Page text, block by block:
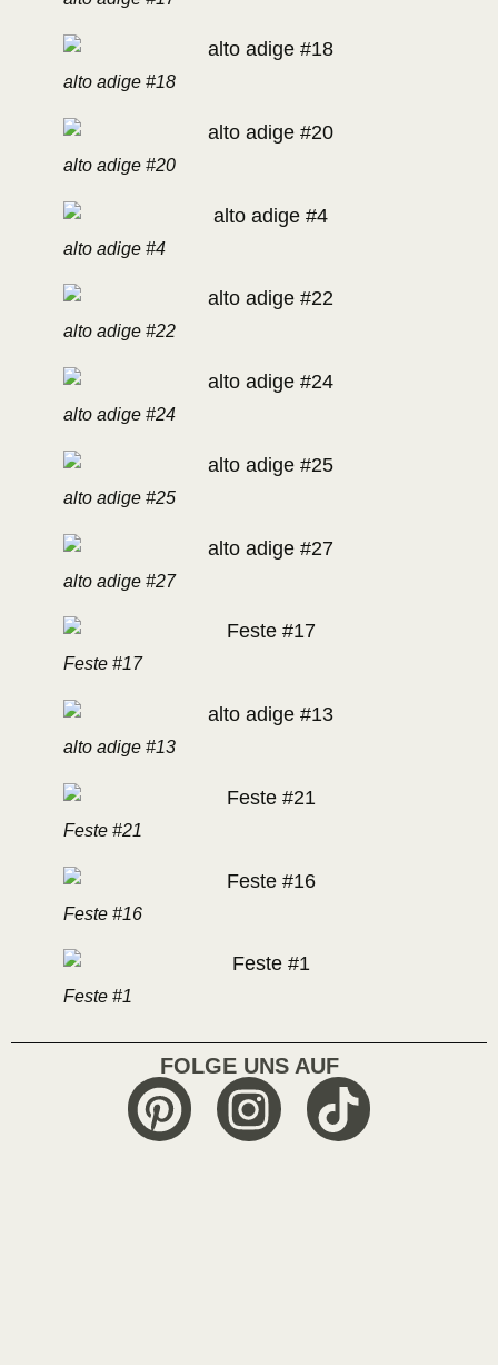
alto adige #18
alto adige #20
alto adige #4
alto adige #22
alto adige #24
alto adige #25
alto adige #27
Feste #17
alto adige #13
Feste #21
Feste #16
Feste #1
FOLGE UNS AUF